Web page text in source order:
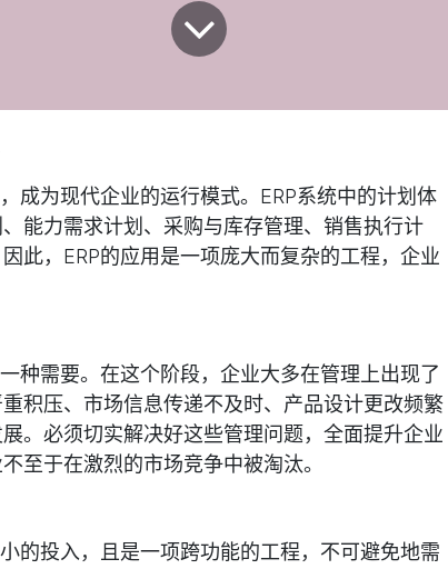
成为现代企业的运行模式。ERP系统中的计划体
能力需求计划、采购与库存管理、销售执行计
此，ERP的应用是一项庞大而复杂的工程，企业
种需要。在这个阶段，企业大多在管理上出现了
积压、市场信息传递不及时、产品设计更改频繁
。必须切实解决好这些管理问题，全面提升企业
至于在激烈的市场竞争中被淘汰。
的投入，且是一项跨功能的工程，不可避免地需